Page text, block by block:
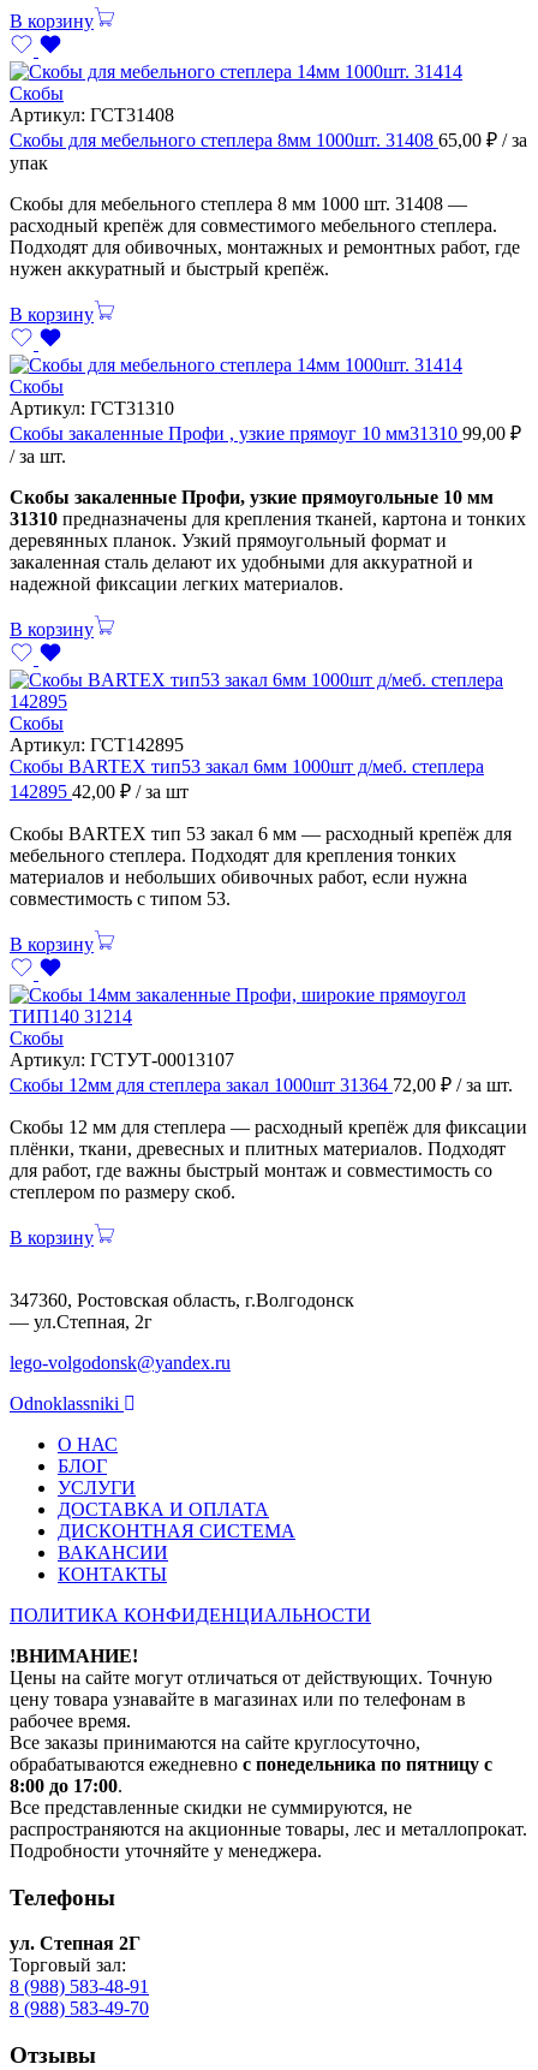
В корзину
Скобы
Артикул: ГСТ31408
Скобы для мебельного степлера 8мм 1000шт. 31408 65,00 ₽ / за
упак
Скобы для мебельного степлера 8 мм 1000 шт. 31408 —
расходный крепёж для совместимого мебельного степлера.
Подходят для обивочных, монтажных и ремонтных работ, где
нужен аккуратный и быстрый крепёж.
В корзину
Скобы
Артикул: ГСТ31310
Скобы закаленные Профи , узкие прямоуг 10 мм31310 99,00 ₽
/ за шт.
Скобы закаленные Профи, узкие прямоугольные 10 мм
31310 предназначены для крепления тканей, картона и тонких
деревянных планок. Узкий прямоугольный формат и
закаленная сталь делают их удобными для аккуратной и
надежной фиксации легких материалов.
В корзину
Скобы
Артикул: ГСТ142895
Скобы BARTEX тип53 закал 6мм 1000шт д/меб. степлера
142895 42,00 ₽ / за шт
Скобы BARTEX тип 53 закал 6 мм — расходный крепёж для
мебельного степлера. Подходят для крепления тонких
материалов и небольших обивочных работ, если нужна
совместимость с типом 53.
В корзину
Скобы
Артикул: ГСТУТ-00013107
Скобы 12мм для степлера закал 1000шт 31364 72,00 ₽ / за шт.
Скобы 12 мм для степлера — расходный крепёж для фиксации
плёнки, ткани, древесных и плитных материалов. Подходят
для работ, где важны быстрый монтаж и совместимость со
степлером по размеру скоб.
В корзину
347360, Ростовская область, г.Волгодонск
— ул.Степная, 2г
lego-volgodonsk@yandex.ru
Odnoklassniki
О НАС
БЛОГ
УСЛУГИ
ДОСТАВКА И ОПЛАТА
ДИСКОНТНАЯ СИСТЕМА
ВАКАНСИИ
КОНТАКТЫ
ПОЛИТИКА КОНФИДЕНЦИАЛЬНОСТИ
!ВНИМАНИЕ!
Цены на сайте могут отличаться от действующих. Точную
цену товара узнавайте в магазинах или по телефонам в
рабочее время.
Все заказы принимаются на сайте круглосуточно,
обрабатываются ежедневно с понедельника по пятницу с
8:00 до 17:00.
Все представленные скидки не суммируются, не
распространяются на акционные товары, лес и металлопрокат.
Подробности уточняйте у менеджера.
Телефоны
ул. Степная 2Г
Торговый зал:
8 (988) 583-48-91
8 (988) 583-49-70
Отзывы